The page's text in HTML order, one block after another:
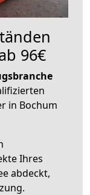
96€
in Bochum
Ihres
abdeckt,